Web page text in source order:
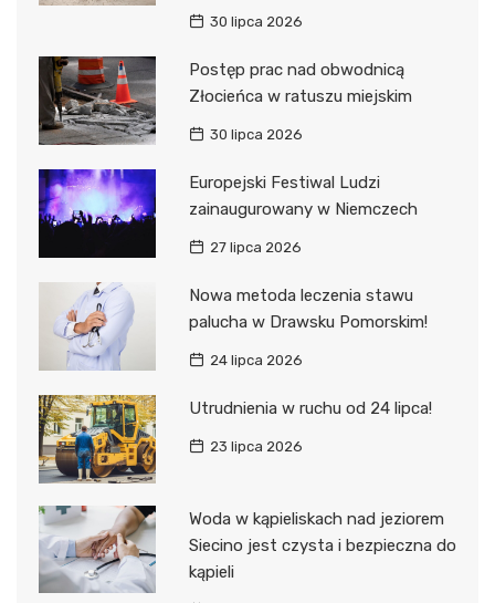
30 lipca 2026
Postęp prac nad obwodnicą
Złocieńca w ratuszu miejskim
30 lipca 2026
Europejski Festiwal Ludzi
zainaugurowany w Niemczech
27 lipca 2026
Nowa metoda leczenia stawu
palucha w Drawsku Pomorskim!
24 lipca 2026
Utrudnienia w ruchu od 24 lipca!
23 lipca 2026
Woda w kąpieliskach nad jeziorem
Siecino jest czysta i bezpieczna do
kąpieli